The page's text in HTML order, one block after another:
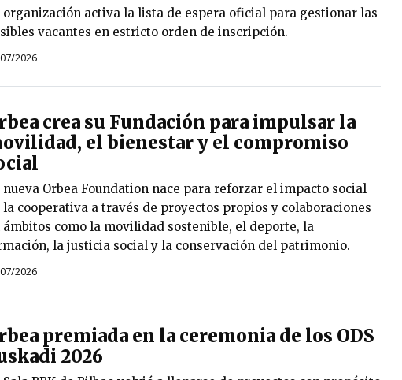
organización activa la lista de espera oficial para gestionar las
vacantes en estricto orden de inscripción.
2026
crea su Fundación para impulsar la
el bienestar y el compromiso
nueva Orbea Foundation nace para reforzar el impacto social
la cooperativa a través de proyectos propios y colaboraciones
ámbitos como la movilidad sostenible, el deporte, la
la justicia social y la conservación del patrimonio.
2026
premiada en la ceremonia de los ODS
2026